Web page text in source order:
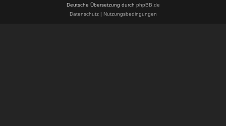
Deutsche Übersetzung durch phpBB.de
Datenschutz| Nutzungsbedingungen